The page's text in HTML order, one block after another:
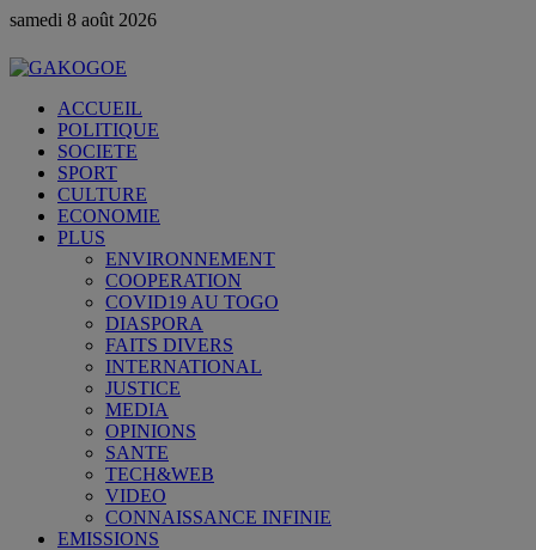
samedi 8 août 2026
ACCUEIL
POLITIQUE
SOCIETE
SPORT
CULTURE
ECONOMIE
PLUS
ENVIRONNEMENT
COOPERATION
COVID19 AU TOGO
DIASPORA
FAITS DIVERS
INTERNATIONAL
JUSTICE
MEDIA
OPINIONS
SANTE
TECH&WEB
VIDEO
CONNAISSANCE INFINIE
EMISSIONS